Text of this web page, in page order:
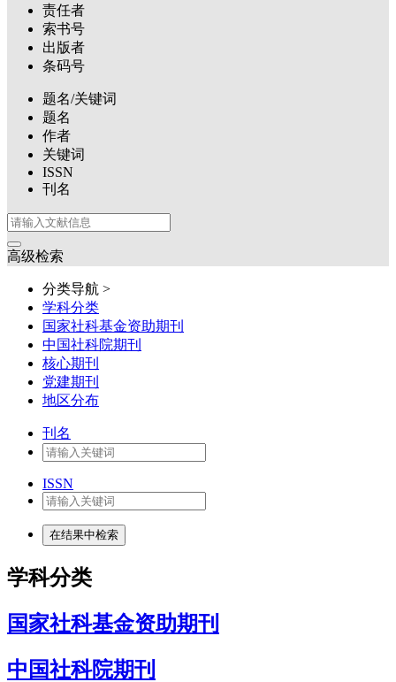
责任者
索书号
出版者
条码号
题名/关键词
题名
作者
关键词
ISSN
刊名
高级检索
分类导航 >
学科分类
国家社科基金资助期刊
中国社科院期刊
核心期刊
党建期刊
地区分布
刊名
ISSN
学科分类
国家社科基金资助期刊
中国社科院期刊